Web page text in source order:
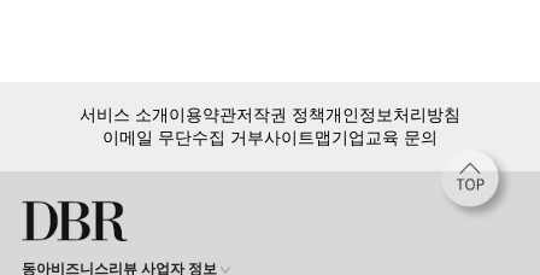
서비스 소개이용약관저작권 정책개인정보처리방침
이메일 무단수집 거부사이트맵기업교육 문의
동아비즈니스리뷰 사업자 정보